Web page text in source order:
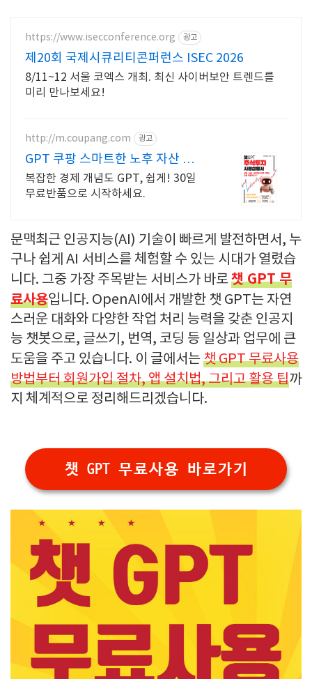
https://www.isecconference.org 광고
제20회 국제시큐리티콘퍼런스 ISEC 2026
8/11~12 서울 코엑스 개최. 최신 사이버보안 트렌드를
미리 만나보세요!
http://m.coupang.com 광고
GPT 쿠팡 스마트한 노후 자산 관
리
복잡한 경제 개념도 GPT, 쉽게! 30일
무료반품으로 시작하세요.
문맥최근 인공지능(AI) 기술이 빠르게 발전하면서, 누
구나 쉽게 AI 서비스를 체험할 수 있는 시대가 열렸습
니다. 그중 가장 주목받는 서비스가 바로챗 GPT 무
료사용입니다. OpenAI에서 개발한 챗 GPT는 자연
스러운 대화와 다양한 작업 처리 능력을 갖춘 인공지
능 챗봇으로, 글쓰기, 번역, 코딩 등 일상과 업무에 큰
도움을 주고 있습니다. 이 글에서는챗 GPT 무료사용
방법부터 회원가입 절차, 앱 설치법, 그리고 활용 팁까
지 체계적으로 정리해드리겠습니다.
챗 GPT 무료사용 바로가기